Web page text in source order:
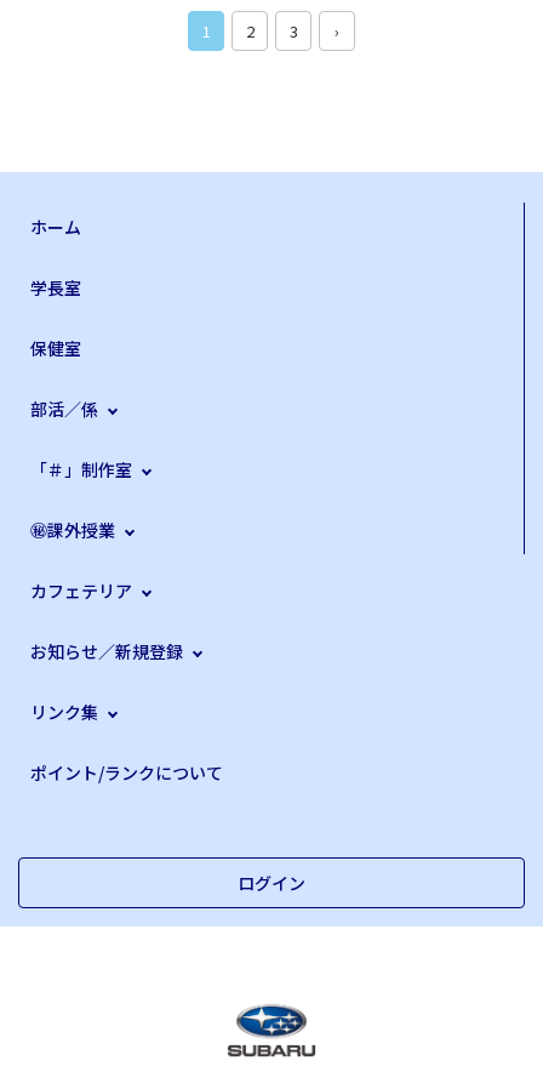
1 2 3 ›
ホーム
学長室
保健室
部活／係
「＃」制作室
㊙課外授業
カフェテリア
お知らせ／新規登録
リンク集
ポイント/ランクについて
ログイン